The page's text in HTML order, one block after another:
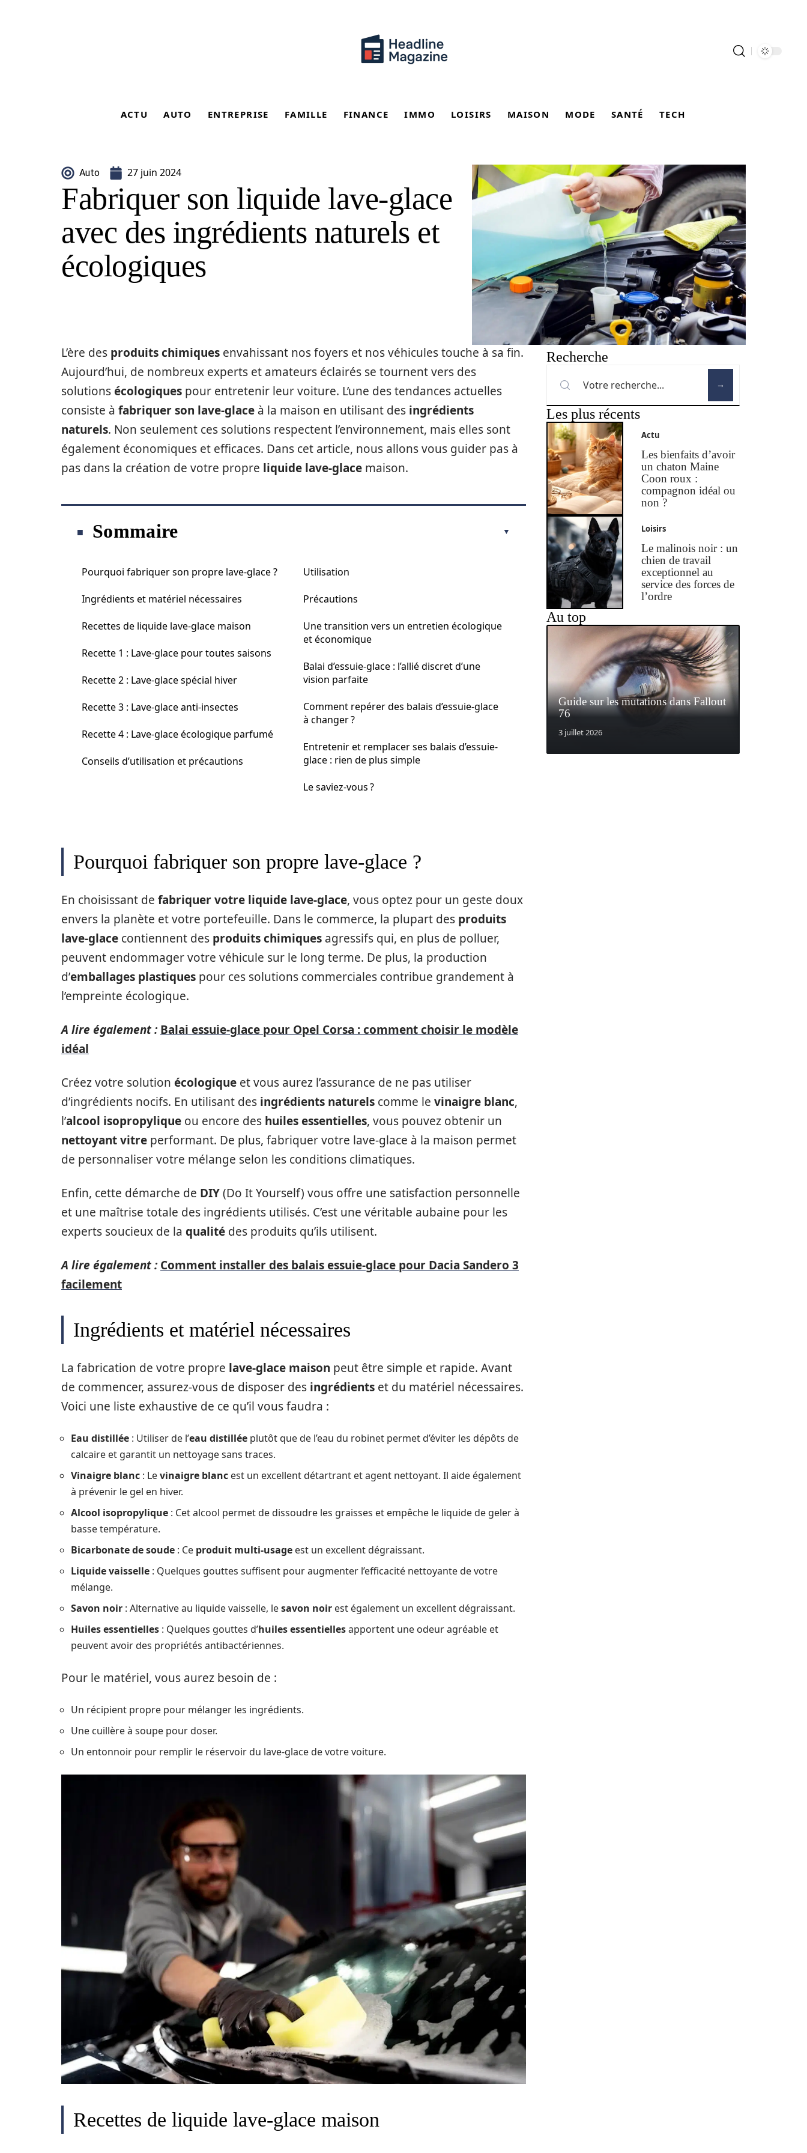
ACTU AUTO ENTREPRISE FAMILLE FINANCE IMMO LOISIRS MAISON MODE SANTÉ TECH
Auto 27 juin 2024
Fabriquer son liquide lave-glace
avec des ingrédients naturels et
écologiques
L’ère des produits chimiques envahissant nos foyers et nos véhicules touche à sa fin.
Aujourd’hui, de nombreux experts et amateurs éclairés se tournent vers des
solutionsécologiques pour entretenir leur voiture. L’une des tendances actuelles
consiste à fabriquer son lave-glace à la maison en utilisant des ingrédients
naturels. Non seulement ces solutions respectent l’environnement, mais elles sont
également économiques et efficaces. Dans cet article, nous allons vous guider pas à
pas dans la création de votre propre liquide lave-glace maison.
Sommaire
Pourquoi fabriquer son propre lave-glace ?
Ingrédients et matériel nécessaires
Recettes de liquide lave-glace maison
Recette 1 : Lave-glace pour toutes saisons
Recette 2 : Lave-glace spécial hiver
Recette 3 : Lave-glace anti-insectes
Recette 4 : Lave-glace écologique parfumé
Conseils d’utilisation et précautions
Utilisation
Précautions
Une transition vers un entretien écologique
et économique
Balai d’essuie-glace : l’allié discret d’une
vision parfaite
Comment repérer des balais d’essuie-glace
à changer ?
Entretenir et remplacer ses balais d’essuie-
glace : rien de plus simple
Le saviez-vous ?
Pourquoi fabriquer son propre lave-glace ?
En choisissant de fabriquer votre liquide lave-glace, vous optez pour un geste doux
envers la planète et votre portefeuille. Dans le commerce, la plupart des produits
lave-glace contiennent des produits chimiques agressifs qui, en plus de polluer,
peuvent endommager votre véhicule sur le long terme. De plus, la production
d’emballages plastiques pour ces solutions commerciales contribue grandement à
l’empreinte écologique.
A lire également : Balai essuie-glace pour Opel Corsa : comment choisir le modèle
idéal
Créez votre solution écologique et vous aurez l’assurance de ne pas utiliser
d’ingrédients nocifs. En utilisant des ingrédients naturels comme le vinaigre blanc,
l’alcool isopropylique ou encore des huiles essentielles, vous pouvez obtenir un
nettoyant vitre performant. De plus, fabriquer votre lave-glace à la maison permet
de personnaliser votre mélange selon les conditions climatiques.
Enfin, cette démarche de DIY(Do It Yourself) vous offre une satisfaction personnelle
et une maîtrise totale des ingrédients utilisés. C’est une véritable aubaine pour les
experts soucieux de la qualité des produits qu’ils utilisent.
A lire également : Comment installer des balais essuie-glace pour Dacia Sandero 3
facilement
Ingrédients et matériel nécessaires
La fabrication de votre propre lave-glace maison peut être simple et rapide. Avant
de commencer, assurez-vous de disposer des ingrédients et du matériel nécessaires.
Voici une liste exhaustive de ce qu’il vous faudra :
Eau distillée : Utiliser de l’eau distillée plutôt que de l’eau du robinet permet d’éviter les dépôts de
calcaire et garantit un nettoyage sans traces.
Vinaigre blanc : Levinaigre blanc est un excellent détartrant et agent nettoyant. Il aide également
à prévenir le gel en hiver.
Alcool isopropylique : Cet alcool permet de dissoudre les graisses et empêche le liquide de geler à
basse température.
Bicarbonate de soude : Ce produit multi-usage est un excellent dégraissant.
Liquide vaisselle : Quelques gouttes suffisent pour augmenter l’efficacité nettoyante de votre
mélange.
Savon noir : Alternative au liquide vaisselle, lesavon noir est également un excellent dégraissant.
Huiles essentielles : Quelques gouttes d’huiles essentiellesapportent une odeur agréable et
peuvent avoir des propriétés antibactériennes.
Pour le matériel, vous aurez besoin de :
Un récipient propre pour mélanger les ingrédients.
Une cuillère à soupe pour doser.
Un entonnoir pour remplir le réservoir du lave-glace de votre voiture.
Recettes de liquide lave-glace maison
Recherche
Les plus récents
Actu
Les bienfaits d’avoir
un chaton Maine
Coon roux :
compagnon idéal ou
non ?
Loisirs
Le malinois noir : un
chien de travail
exceptionnel au
service des forces de
l’ordre
Au top
Guide sur les mutations dans Fallout
76
3 juillet 2026